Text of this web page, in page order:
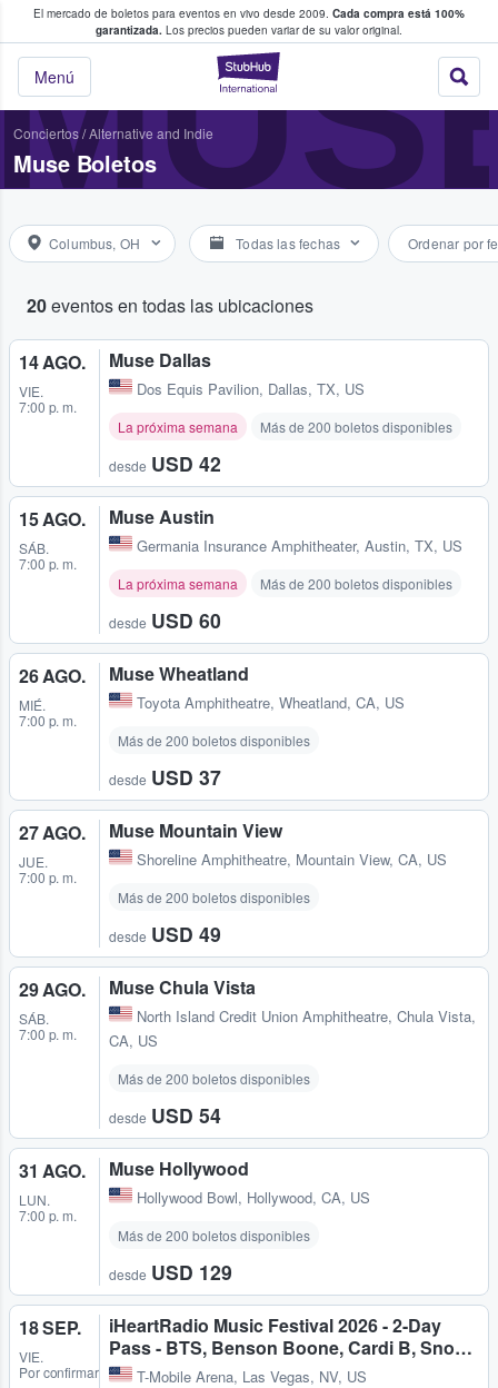
El mercado de boletos para eventos en vivo desde 2009. Cada compra está 100%
garantizada. Los precios pueden variar de su valor original.
StubHub: donde
Menú
fans compran y venden boletos
Conciertos/Alternative and Indie
Muse Boletos
Columbus, OH Todas las fechas Ordenar por
20eventos en todas las ubicaciones
14 AGO.
VIE.
7:00 p. m.
Muse Dallas
Dos Equis Pavilion, Dallas, TX, US
La próxima semana Más de 200 boletos disponibles
desde USD 42
15 AGO.
SÁB.
7:00 p. m.
Muse Austin
Germania Insurance Amphitheater, Austin, TX, US
La próxima semana Más de 200 boletos disponibles
desde USD 60
26 AGO.
MIÉ.
7:00 p. m.
Muse Wheatland
Toyota Amphitheatre, Wheatland, CA, US
Más de 200 boletos disponibles
desde USD 37
27 AGO.
JUE.
7:00 p. m.
Muse Mountain View
Shoreline Amphitheatre, Mountain View, CA, US
Más de 200 boletos disponibles
desde USD 49
29 AGO.
SÁB.
7:00 p. m.
Muse Chula Vista
North Island Credit Union Amphitheatre, Chula Vista,
CA, US
Más de 200 boletos disponibles
desde USD 54
31 AGO.
LUN.
7:00 p. m.
Muse Hollywood
Hollywood Bowl, Hollywood, CA, US
Más de 200 boletos disponibles
desde USD 129
18 SEP.
VIE.
Por confirmar
iHeartRadio Music Festival 2026 - 2-Day
Pass - BTS, Benson Boone, Cardi B, Sno…
T-Mobile Arena, Las Vegas, NV, US